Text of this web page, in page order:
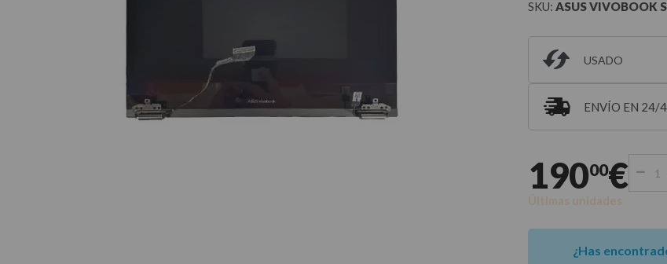
SKU: ASUS VIVOBOOK
USADO
ENVÍO EN 24/
19000€
Últimas unidades
¿Has